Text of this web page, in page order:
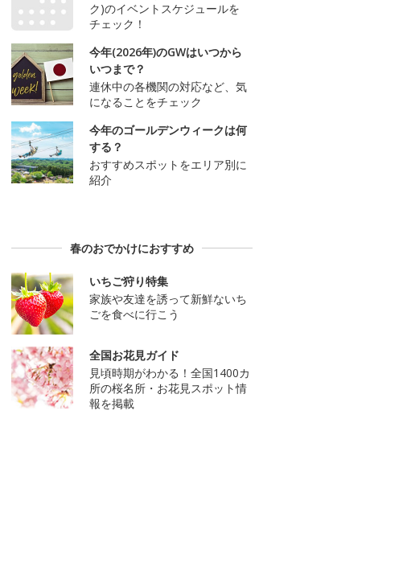
ク)のイベントスケジュールを
チェック！
今年(2026年)のGWはいつから
いつまで？
連休中の各機関の対応など、気
になることをチェック
今年のゴールデンウィークは何
する？
おすすめスポットをエリア別に
紹介
春のおでかけにおすすめ
いちご狩り特集
家族や友達を誘って新鮮ないち
ごを食べに行こう
全国お花見ガイド
見頃時期がわかる！全国1400カ
所の桜名所・お花見スポット情
報を掲載